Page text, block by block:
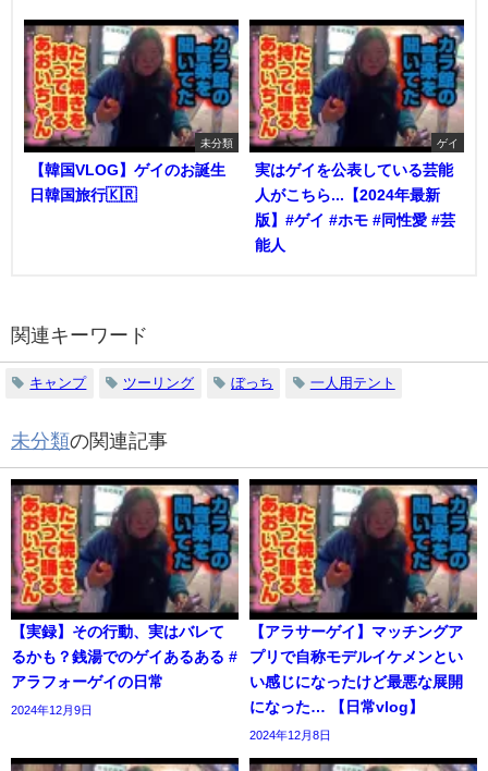
未分類
【韓国VLOG】ゲイのお誕生
日韓国旅行🇰🇷
ゲイ
実はゲイを公表している芸能
人がこちら...【2024年最新
版】#ゲイ #ホモ #同性愛 #芸
能人
関連キーワード
キャンプ ツーリング ぼっち 一人用テント
未分類の関連記事
【実録】その行動、実はバレて
るかも？銭湯でのゲイあるある #
アラフォーゲイの日常
2024年12月9日
【アラサーゲイ】マッチングア
プリで自称モデルイケメンとい
い感じになったけど最悪な展開
になった… 【日常vlog】
2024年12月8日